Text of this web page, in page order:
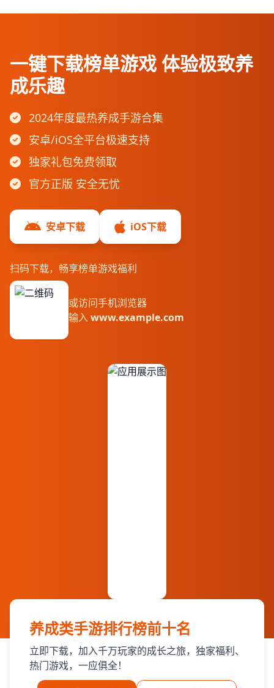
一键下载榜单游戏 体验极致养
成乐趣
2024年度最热养成手游合集
安卓/iOS全平台极速支持
独家礼包免费领取
官方正版 安全无忧
安卓下载 iOS下载
扫码下载，畅享榜单游戏福利
或访问手机浏览器
输入 www.example.com
养成类手游排行榜前十名
立即下载，加入千万玩家的成长之旅，独家福利、
热门游戏，一应俱全！